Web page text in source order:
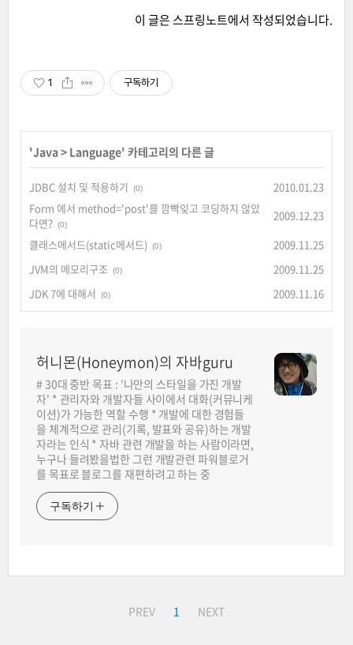
이 글은스프링노트에서 작성되었습니다.
1 구독하기
'Java> Language' 카테고리의 다른 글
JDBC 설치 및 적용하기 (0)
2010.01.23
Form 에서 method='post'를 깜빡잊고 코딩하지 않았
다면? (0)
2009.12.23
클래스메서드(static메서드)
(0)
2009.11.25
JVM의 메모리구조
(0)
2009.11.25
JDK 7에 대해서
(0) 2009.11.16
허니몬(Honeymon)의 자바guru
# 30대 중반 목표 : '나만의 스타일을 가진 개발
자' * 관리자와 개발자들 사이에서 대화(커뮤니케
이션)가 가능한 역할 수행 * 개발에 대한 경험들
을 체계적으로 관리(기록, 발표와 공유)하는 개발
자라는 인식 * 자바 관련 개발을 하는 사람이라면,
누구나 들려봤을법한 그런 개발관련 파워블로거
를 목표로 블로그를 재편하려고 하는 중
구독하기
PREV 1 NEXT